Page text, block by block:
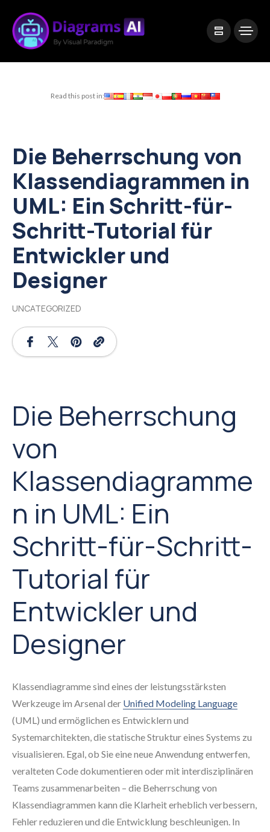
Read this post in:
Die Beherrschung von
Klassendiagrammen in
UML: Ein Schritt-für-
Schritt-Tutorial für
Entwickler und
Designer
UNCATEGORIZED
Die Beherrschung
von
Klassendiagramme
n in UML: Ein
Schritt-für-Schritt-
Tutorial für
Entwickler und
Designer
Klassendiagramme sind eines der leistungsstärksten
Werkzeuge im Arsenal der Unified Modeling Language
(UML) und ermöglichen es Entwicklern und
Systemarchitekten, die statische Struktur eines Systems zu
visualisieren. Egal, ob Sie eine neue Anwendung entwerfen,
veralteten Code dokumentieren oder mit interdisziplinären
Teams zusammenarbeiten – die Beherrschung von
Klassendiagrammen kann die Klarheit erheblich verbessern,
Fehler reduzieren und die Entwicklung beschleunigen. In